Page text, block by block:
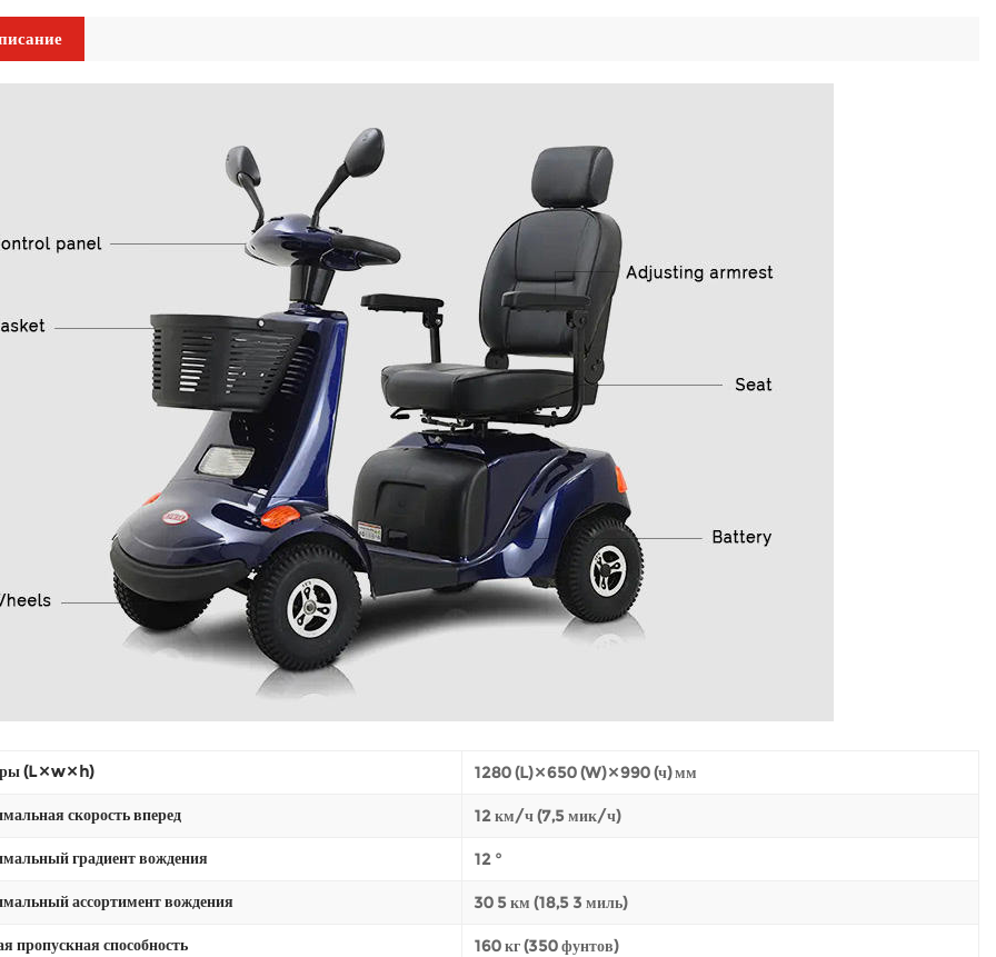
(L × w × h) 1280 (L) × 650 (W) × 990 (ч) мм
скорость вперед 12 км/ч (7,5 мик/ч)
градиент вождения 12 °
ассортимент вождения 30 5 км (18,5 3 миль)
пропускная способность 160 кг (350 фунтов)